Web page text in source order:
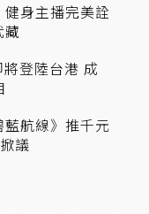
身主播完美詮
藏
登陸台港 成
航線》推千元
議